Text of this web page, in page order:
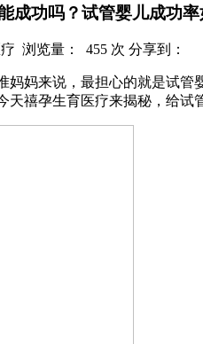
成功吗？试管婴儿成功率
浏览量： 455 次 分享到：
妈妈来说，最担心的就是试
天禧孕生育医疗来揭秘，给试